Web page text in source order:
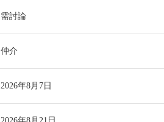
需討論
仲介
2026年8月7日